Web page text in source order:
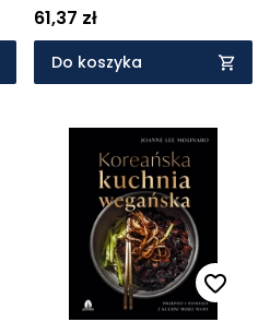
61,37 zł
Do koszyka